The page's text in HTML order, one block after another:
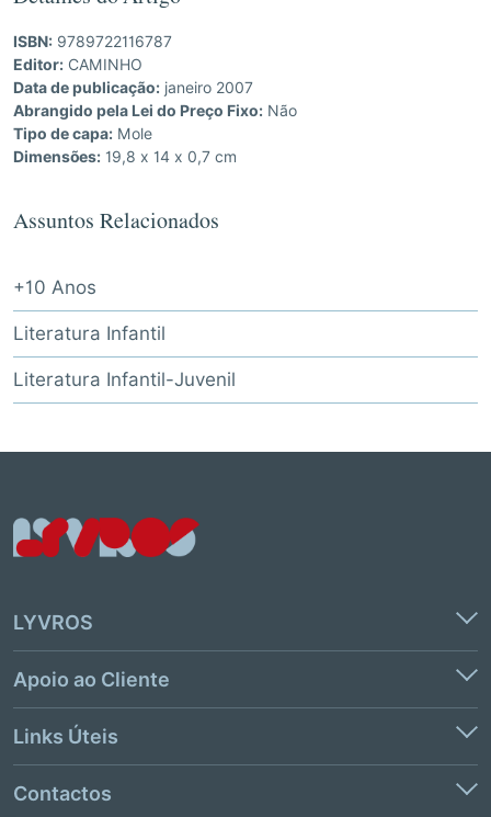
ISBN: 9789722116787
Editor: CAMINHO
Data de publicação: janeiro 2007
Abrangido pela Lei do Preço Fixo: Não
Tipo de capa: Mole
Dimensões: 19,8 x 14 x 0,7 cm
Assuntos Relacionados
+10 Anos
Literatura Infantil
Literatura Infantil-Juvenil
LYVROS
Apoio ao Cliente
Links Úteis
Contactos